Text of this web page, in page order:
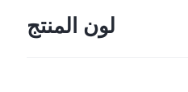
لون المنتج